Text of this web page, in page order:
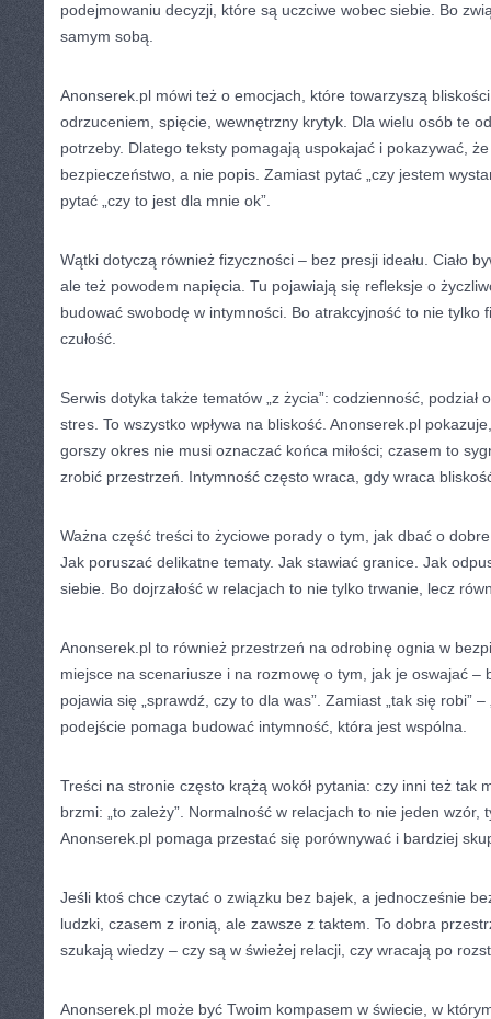
podejmowaniu decyzji, które są uczciwe wobec siebie. Bo
samym sobą.
Anonserek.pl mówi też o emocjach, które towarzyszą
odrzuceniem, spięcie, wewnętrzny krytyk. Dla wielu osób te
potrzeby. Dlatego teksty pomagają uspokajać i pokazywać,
bezpieczeństwo, a nie popis. Zamiast pytać „czy jestem
pytać „czy to jest dla mnie ok”.
Wątki dotyczą również fizyczności – bez presji ideału. Ciało
ale też powodem napięcia. Tu pojawiają się refleksje o
budować swobodę w intymności. Bo atrakcyjność to nie tylko
czułość.
Serwis dotyka także tematów „z życia”: codzienność, podział
stres. To wszystko wpływa na bliskość. Anonserek.pl
gorszy okres nie musi oznaczać końca miłości; czasem to
zrobić przestrzeń. Intymność często wraca, gdy wraca
Ważna część treści to życiowe porady o tym, jak dbać o
Jak poruszać delikatne tematy. Jak stawiać granice. Jak
siebie. Bo dojrzałość w relacjach to nie tylko trwanie, lecz
Anonserek.pl to również przestrzeń na odrobinę ognia w
miejsce na scenariusze i na rozmowę o tym, jak je oswajać –
pojawia się „sprawdź, czy to dla was”. Zamiast „tak się robi” –
podejście pomaga budować intymność, która jest wspólna.
Treści na stronie często krążą wokół pytania: czy inni też tak
brzmi: „to zależy”. Normalność w relacjach to nie jeden wzór,
Anonserek.pl pomaga przestać się porównywać i bardziej
Jeśli ktoś chce czytać o związku bez bajek, a jednocześnie
ludzki, czasem z ironią, ale zawsze z taktem. To dobra
szukają wiedzy – czy są w świeżej relacji, czy wracają po
Anonserek.pl może być Twoim kompasem w świecie, w